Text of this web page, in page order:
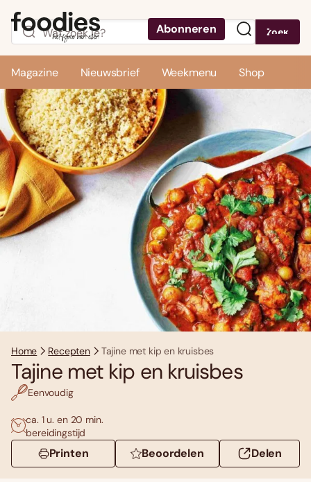
Abonneren Zoek
Magazine Nieuwsbrief Weekmenu Shop
Home Recepten Tajine met kip en kruisbes
Tajine met kip en kruisbes
Eenvoudig
ca. 1 u. en 20 min.
bereidingstijd
Printen Beoordelen Delen